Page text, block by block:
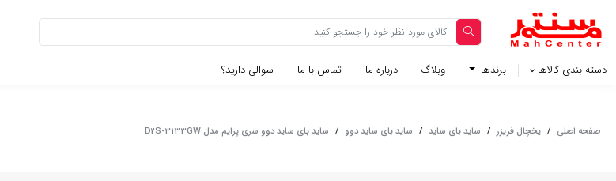
دسته بندی کالاها برندها وبلاگ‌ درباره ما تماس با ما سوالی دارید؟
صفحه اصلی / یخچال فریزر / ساید بای ساید / ساید بای ساید دوو / ساید بای ساید دوو سری پرایم مدل D2S-3133GW